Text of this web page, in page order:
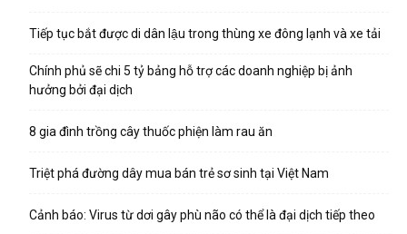
Tiếp tục bắt được di dân lậu trong thùng xe đông lạnh và xe tải
Chính phủ sẽ chi 5 tỷ bảng hỗ trợ các doanh nghiệp bị ảnh
hưởng bởi đại dịch
8 gia đình trồng cây thuốc phiện làm rau ăn
Triệt phá đường dây mua bán trẻ sơ sinh tại Việt Nam
Cảnh báo: Virus từ dơi gây phù não có thể là đại dịch tiếp theo